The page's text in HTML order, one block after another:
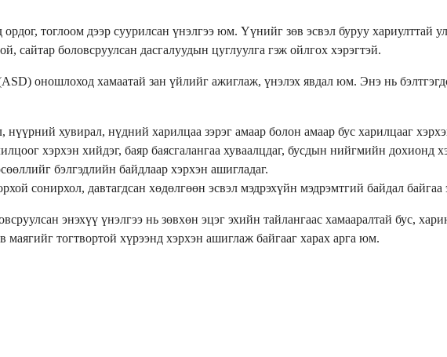
ордог, тоглоом дээр суурилсан үнэлгээ юм. Үүнийг зөв эсвэл буруу хариулттай
сайтар боловсруулсан дасгалуудын цуглуулга гэж ойлгох хэрэгтэй.
оношлоход хамаатай зан үйлийг ажиглаж, үнэлэх явдал юм. Энэ нь
хувирал, нүдний харилцаа зэрэг амаар болон амаар бус харилцааг
хэрхэн хийдэг, баяр баясгалангаа хуваалцдаг, бусдын нийгмийн дохионд
бэлгэдлийн байдлаар хэрхэн ашигладаг.
сонирхол, давтагдсан хөдөлгөөн эсвэл мэдрэхүйн мэдрэмтгий байдал байгаа
энэхүү үнэлгээ нь зөвхөн эцэг эхийн тайлангаас хамааралтай бус,
тогтвортой хүрээнд хэрхэн ашиглаж байгааг харах арга юм.